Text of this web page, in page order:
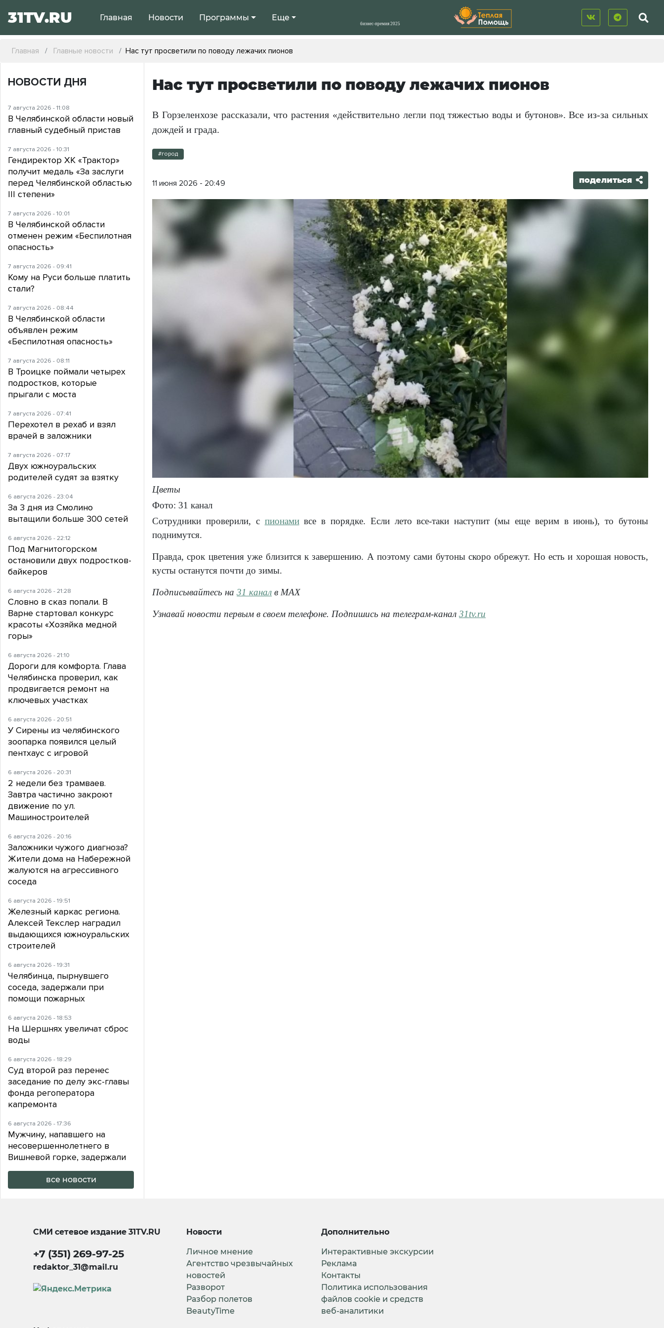
31TV.RU Главная Новости Программы Еще
Главная Главные новости Нас тут просветили по поводу лежачих пионов
Нас тут просветили по поводу лежачих пионов
В Горзеленхозе рассказали, что растения «действительно легли под тяжестью воды и бутонов». Все из-за сильных
дождей и града.
#город
11 июня 2026 - 20:49 поделиться
Цветы
Фото: 31 канал
Сотрудники проверили, с пионамивсе в порядке. Если лето все-таки наступит (мы еще верим в июнь), то бутоны
поднимутся.
Правда, срок цветения уже близится к завершению. А поэтому сами бутоны скоро обрежут. Но есть и хорошая новость,
кусты останутся почти до зимы.
Подписывайтесь на31 канал в МАХ
Узнавай новости первым в своем телефоне. Подпишись на телеграм-канал31tv.ru
НОВОСТИ ДНЯ
7 августа 2026 - 11:08
В Челябинской области новый
главный судебный пристав
7 августа 2026 - 10:31
Гендиректор ХК «Трактор»
получит медаль «За заслуги
перед Челябинской областью
III степени»
7 августа 2026 - 10:01
В Челябинской области
отменен режим «Беспилотная
опасность»
7 августа 2026 - 09:41
Кому на Руси больше платить
стали?
7 августа 2026 - 08:44
В Челябинской области
объявлен режим
«Беспилотная опасность»
7 августа 2026 - 08:11
В Троицке поймали четырех
подростков, которые
прыгали с моста
7 августа 2026 - 07:41
Перехотел в рехаб и взял
врачей в заложники
7 августа 2026 - 07:17
Двух южноуральских
родителей судят за взятку
6 августа 2026 - 23:04
За 3 дня из Смолино
вытащили больше 300 сетей
6 августа 2026 - 22:12
Под Магнитогорском
остановили двух подростков-
байкеров
6 августа 2026 - 21:28
Словно в сказ попали. В
Варне стартовал конкурс
красоты «Хозяйка медной
горы»
6 августа 2026 - 21:10
Дороги для комфорта. Глава
Челябинска проверил, как
продвигается ремонт на
ключевых участках
6 августа 2026 - 20:51
У Сирены из челябинского
зоопарка появился целый
пентхаус с игровой
6 августа 2026 - 20:31
2 недели без трамваев.
Завтра частично закроют
движение по ул.
Машиностроителей
6 августа 2026 - 20:16
Заложники чужого диагноза?
Жители дома на Набережной
жалуются на агрессивного
соседа
6 августа 2026 - 19:51
Железный каркас региона.
Алексей Текслер наградил
выдающихся южноуральских
строителей
6 августа 2026 - 19:31
Челябинца, пырнувшего
соседа, задержали при
помощи пожарных
6 августа 2026 - 18:53
На Шершнях увеличат сброс
воды
6 августа 2026 - 18:29
Суд второй раз перенес
заседание по делу экс-главы
фонда регоператора
капремонта
6 августа 2026 - 17:36
Мужчину, напавшего на
несовершеннолетнего в
Вишневой горке, задержали
все новости
СМИ сетевое издание31TV.RU
+7 (351) 269-97-25
redaktor_31@mail.ru
Новости
Личное мнение
Агентство чрезвычайных
новостей
Разворот
Разбор полетов
BeautyTime
Дополнительно
Интерактивные экскурсии
Реклама
Контакты
Политика использования
файлов cookie и средств
веб-аналитики